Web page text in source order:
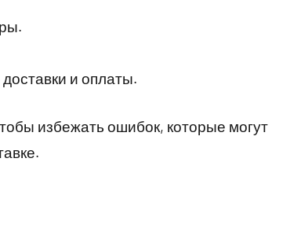
и оплаты.
избежать ошибок, которые могут